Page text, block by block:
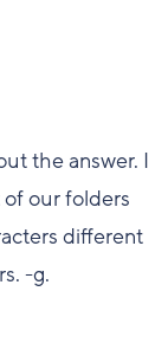
the answer. I
our folders
different
-g.